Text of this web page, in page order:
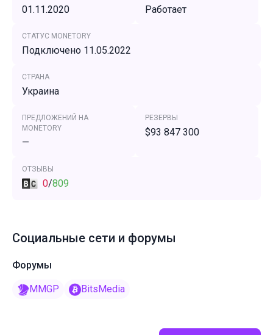
01.11.2020 Работает
СТАТУС MONETORY
Подключено 11.05.2022
СТРАНА
Украина
ПРЕДЛОЖЕНИЙ НА
MONETORY
—
РЕЗЕРВЫ
$93 847 300
ОТЗЫВЫ
0/809
Социальные сети и форумы
Форумы
MMGP BitsMedia